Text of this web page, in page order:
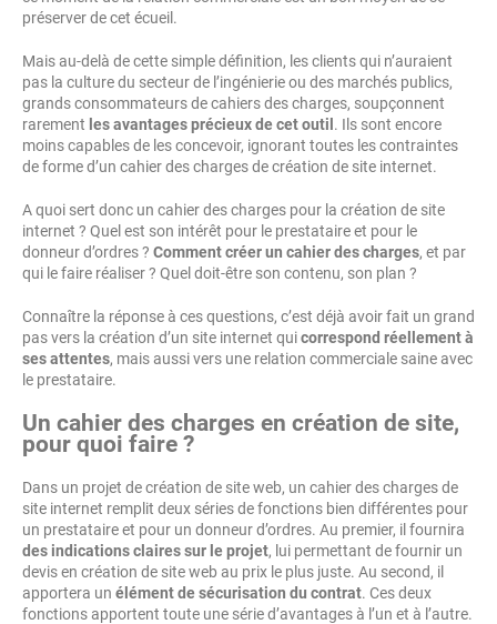
préserver de cet écueil.
Mais au-delà de cette simple définition, les clients qui n’auraient
pas la culture du secteur de l’ingénierie ou des marchés publics,
grands consommateurs de cahiers des charges, soupçonnent
rarement les avantages précieux de cet outil . Ils sont encore
moins capables de les concevoir, ignorant toutes les contraintes
de forme d’un cahier des charges de création de site internet.
A quoi sert donc un cahier des charges pour la création de site
internet ? Quel est son intérêt pour le prestataire et pour le
donneur d’ordres ? Comment créer un cahier des charges, et par
qui le faire réaliser ? Quel doit-être son contenu, son plan ?
Connaître la réponse à ces questions, c’est déjà avoir fait un grand
pas vers la création d’un site internet quicorrespond réellement à
ses attentes, mais aussi vers une relation commerciale saine avec
le prestataire.
Un cahier des charges en création de site,
pour quoi faire ?
Dans un projet de création de site web, un cahier des charges de
site internet remplit deux séries de fonctions bien différentes pour
un prestataire et pour un donneur d’ordres. Au premier, il fournira
des indications claires sur le projet, lui permettant de fournir un
devis en création de site web au prix le plus juste. Au second, il
apportera un élément de sécurisation du contrat. Ces deux
fonctions apportent toute une série d’avantages à l’un et à l’autre.